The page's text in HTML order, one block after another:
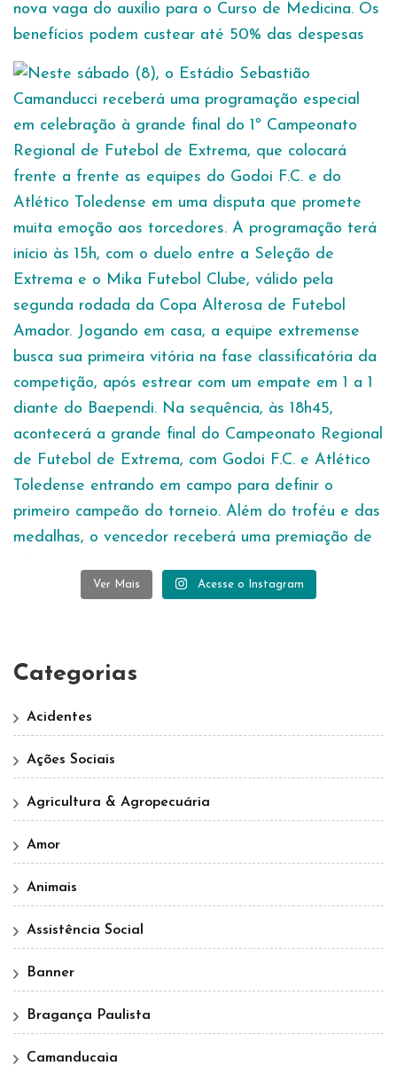
Ver Mais Acesse o Instagram
Categorias
Acidentes
Ações Sociais
Agricultura & Agropecuária
Amor
Animais
Assistência Social
Banner
Bragança Paulista
Camanducaia